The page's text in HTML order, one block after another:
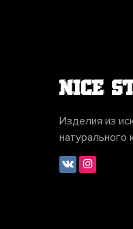
Изделия из
натурального